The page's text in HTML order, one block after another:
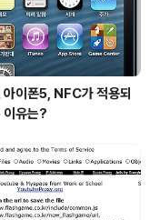
아이폰5, NFC가 적용되
이유는?